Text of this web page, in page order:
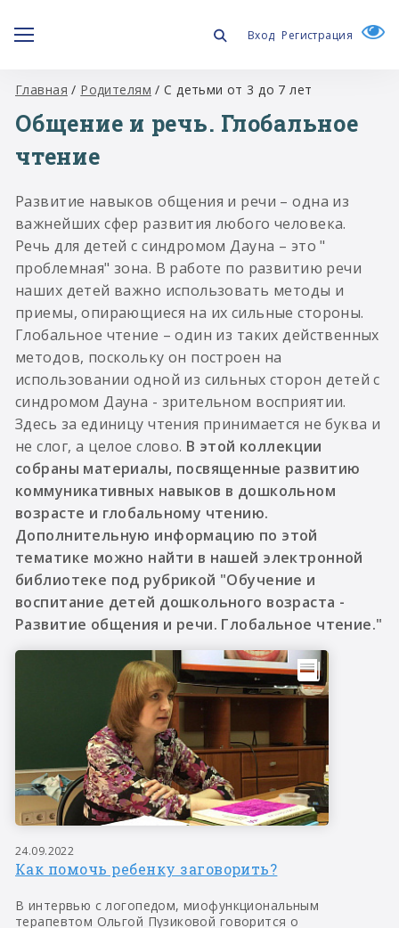
Вход Регистрация
Главная / Родителям / С детьми от 3 до 7 лет
Общение и речь. Глобальное
чтение
Развитие навыков общения и речи – одна из
важнейших сфер развития любого человека.
Речь для детей с синдромом Дауна – это "
проблемная" зона. В работе по развитию речи
наших детей важно использовать методы и
приемы, опирающиеся на их сильные стороны.
Глобальное чтение – один из таких действенных
методов, поскольку он построен на
использовании одной из сильных сторон детей с
синдромом Дауна - зрительном восприятии.
Здесь за единицу чтения принимается не буква и
не слог, а целое слово. В этой коллекции
собраны материалы, посвященные развитию
коммуникативных навыков в дошкольном
возрасте и глобальному чтению.
Дополнительную информацию по этой
тематике можно найти в нашей электронной
библиотеке под рубрикой "Обучение и
воспитание детей дошкольного возраста -
Развитие общения и речи. Глобальное чтение."
24.09.2022
Как помочь ребенку заговорить?
В интервью с логопедом, миофункциональным
терапевтом Ольгой Пузиковой говорится о